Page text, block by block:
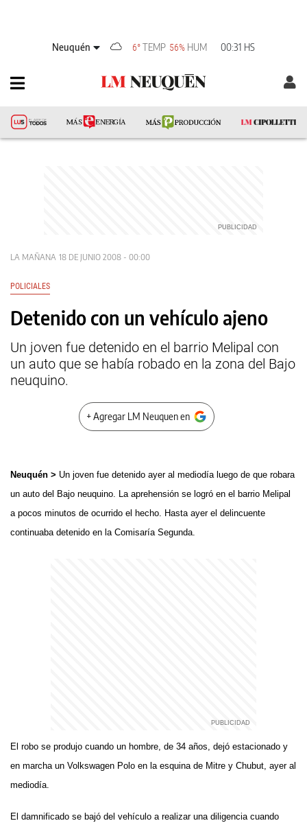
Neuquén 6° TEMP 56% HUM 00:31 HS
LA MAÑANA 18 DE JUNIO 2008 - 00:00
POLICIALES
Detenido con un vehículo ajeno
Un joven fue detenido en el barrio Melipal con
un auto que se había robado en la zona del Bajo
neuquino.
+ Agregar LM Neuquen en
Neuquén > Un joven fue detenido ayer al mediodía luego de que robara
un auto del Bajo neuquino. La aprehensión se logró en el barrio Melipal
a pocos minutos de ocurrido el hecho. Hasta ayer el delincuente
continuaba detenido en la Comisaría Segunda.
El robo se produjo cuando un hombre, de 34 años, dejó estacionado y
en marcha un Volkswagen Polo en la esquina de Mitre y Chubut, ayer al
mediodía.
El damnificado se bajó del vehículo a realizar una diligencia cuando